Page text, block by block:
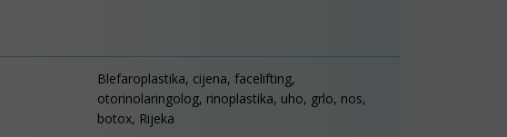
Blefaroplastika, cijena, facelifting,
otorinolaringolog, rinoplastika, uho, grlo, nos,
botox, Rijeka